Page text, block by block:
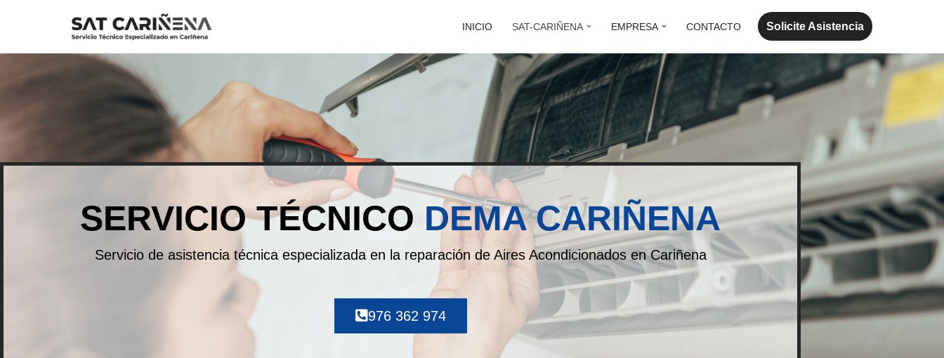
contenido
INICIO SAT-CARIÑENA EMPRESA CONTACTO Solicite Asistencia
SERVICIO TÉCNICO DEMA CARIÑENA
Servicio de asistencia técnica especializada en la reparación de Aires Acondicionados en Cariñena
976 362 974